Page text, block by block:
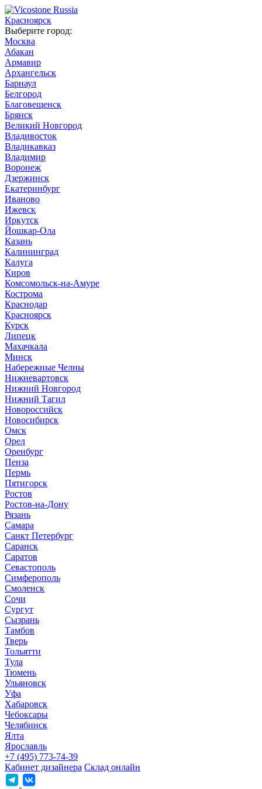
Красноярск
Выберите город:
Москва
Абакан
Армавир
Архангельск
Барнаул
Белгород
Благовещенск
Брянск
Великий Новгород
Владивосток
Владикавказ
Владимир
Воронеж
Дзержинск
Екатеринбург
Иваново
Ижевск
Иркутск
Йошкар-Ола
Казань
Калининград
Калуга
Киров
Комсомольск-на-Амуре
Кострома
Краснодар
Красноярск
Курск
Липецк
Махачкала
Минск
Набережные Челны
Нижневартовск
Нижний Новгород
Нижний Тагил
Новороссийск
Новосибирск
Омск
Орел
Оренбург
Пенза
Пермь
Пятигорск
Ростов
Ростов-на-Дону
Рязань
Самара
Санкт Петербург
Саранск
Саратов
Севастополь
Симферополь
Смоленск
Сочи
Сургут
Сызрань
Тамбов
Тверь
Тольятти
Тула
Тюмень
Ульяновск
Уфа
Хабаровск
Чебоксары
Челябинск
Ялта
Ярославль
+7 (495) 773-74-39
Кабинет дизайнера Склад онлайн